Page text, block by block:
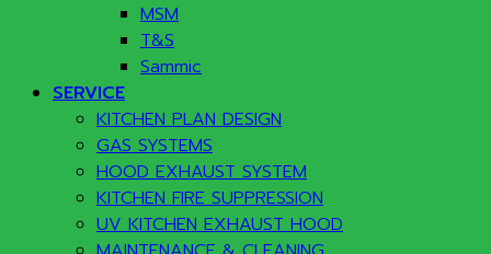
MSM
T&S
Sammic
SERVICE
KITCHEN PLAN DESIGN
GAS SYSTEMS
HOOD EXHAUST SYSTEM
KITCHEN FIRE SUPPRESSION
UV KITCHEN EXHAUST HOOD